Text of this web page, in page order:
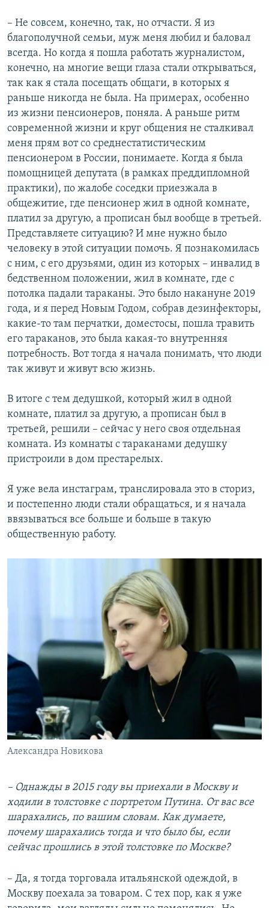
– Не совсем, конечно, так, но отчасти. Я из
благополучной семьи, муж меня любил и баловал
всегда. Но когда я пошла работать журналистом,
конечно, на многие вещи глаза стали открываться,
так как я стала посещать общаги, в которых я
раньше никогда не была. На примерах, особенно
из жизни пенсионеров, поняла. А раньше ритм
современной жизни и круг общения не сталкивал
меня прям вот со среднестатистическим
пенсионером в России, понимаете. Когда я была
помощницей депутата (в рамках преддипломной
практики), по жалобе соседки приезжала в
общежитие, где пенсионер жил в одной комнате,
платил за другую, а прописан был вообще в третьей.
Представляете ситуацию? И мне нужно было
человеку в этой ситуации помочь. Я познакомилась
с ним, с его друзьями, один из которых – инвалид в
бедственном положении, жил в комнате, где с
потолка падали тараканы. Это было накануне 2019
года, и я перед Новым Годом, собрав дезинфекторы,
какие-то там перчатки, доместосы, пошла травить
его тараканов, это была какая-то внутренняя
потребность. Вот тогда я начала понимать, что люди
так живут и живут всю жизнь.
В итоге с тем дедушкой, который жил в одной
комнате, платил за другую, а прописан был в
третьей, решили – сейчас у него своя отдельная
комната. Из комнаты с тараканами дедушку
пристроили в дом престарелых.
Я уже вела инстаграм, транслировала это в сториз,
и постепенно люди стали обращаться, и я начала
ввязываться все больше и больше в такую
общественную работу.
Александра Новикова
– Однажды в 2015 году вы приехали в Москву и
ходили в толстовке с портретом Путина. От вас все
шарахались, по вашим словам. Как думаете,
почему шарахались тогда и что было бы, если
сейчас прошлись в этой толстовке по Москве?
– Да, я тогда торговала итальянской одеждой, в
Москву поехала за товаром. С тех пор, как я уже